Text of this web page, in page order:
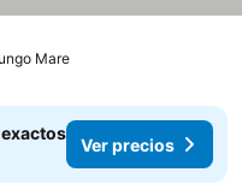
MareVer precios
Ver precios